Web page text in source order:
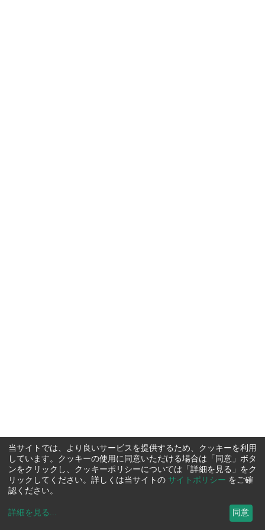
当サイトでは、より良いサービスを提供するため、クッキーを利用
しています。クッキーの使用に同意いただける場合は「同意」ボタ
ンをクリックし、クッキーポリシーについては「詳細を見る」をク
リックしてください。詳しくは当サイトの サイトポリシー をご確
認ください。
詳細を見る ... 同意